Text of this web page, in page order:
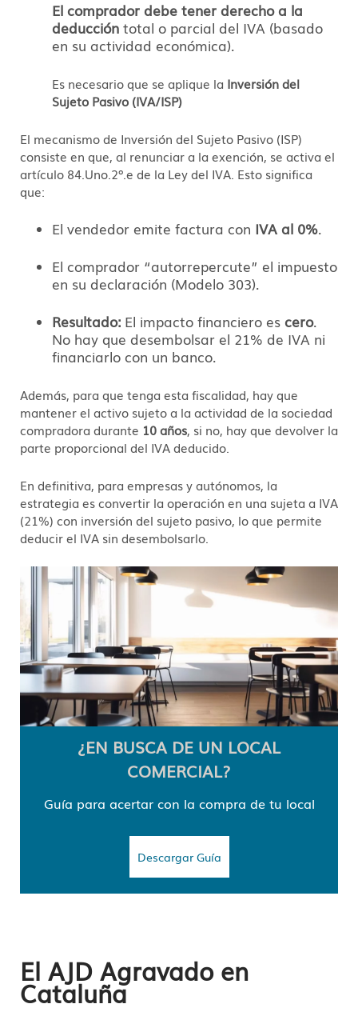
El comprador debe tener derecho a la
deducción total o parcial del IVA (basado
en su actividad económica).
Es necesario que se aplique la Inversión del
Sujeto Pasivo (IVA/ISP)
El mecanismo de Inversión del Sujeto Pasivo (ISP)
consiste en que, al renunciar a la exención, se activa el
artículo 84. Uno. 2º.e de la Ley del IVA. Esto significa
que:
El vendedor emite factura con IVA al 0%.
El comprador “autorrepercute” el impuesto
en su declaración (Modelo 303).
Resultado: El impacto financiero es cero.
No hay que desembolsar el 21% de IVA ni
financiarlo con un banco.
Además, para que tenga esta fiscalidad, hay que
mantener el activo sujeto a la actividad de la sociedad
compradora durante 10 años, si no, hay que devolver la
parte proporcional del IVA deducido.
En definitiva, para empresas y autónomos, la
estrategia es convertir la operación en una sujeta a IVA
(21%) con inversión del sujeto pasivo, lo que permite
deducir el IVA sin desembolsarlo.
¿EN BUSCA DE UN LOCAL
COMERCIAL?
Guía para acertar con la compra de tu local
Descargar Guía
El AJD Agravado en
Cataluña